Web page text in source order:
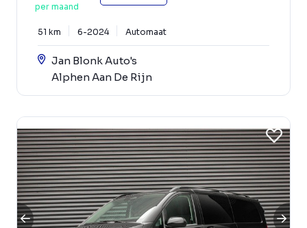
per maand
51 km 6-2024 Automaat
Jan Blonk Auto's
Alphen Aan De Rijn